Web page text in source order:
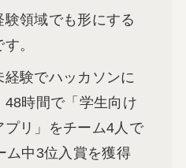
領域でも形にする
。
験でハッカソンに
48時間で「学生向け
プリ」をチーム4人で
ム中3位入賞を獲得